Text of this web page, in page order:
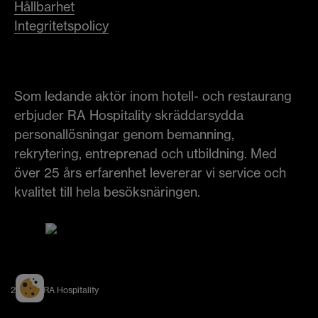
Hållbarhet
Integritetspolicy
Som ledande aktör inom hotell- och restaurang
erbjuder RA Hospitality skräddarsydda
personallösningar genom bemanning,
rekrytering, entreprenad och utbildning. Med
över 25 års erfarenhet levererar vi service och
kvalitet till hela besöksnäringen.
2026 © RA Hospitality